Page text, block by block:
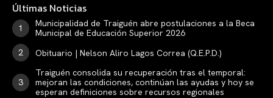
Últimas Noticias
Municipalidad de Traiguén abre postulaciones a la Beca
Municipal de Educación Superior 2026
Obituario | Nelson Aliro Lagos Correa (Q.E.P.D.)
Traiguén consolida su recuperación tras el temporal:
mejoran las condiciones, continúan las ayudas y hoy se
esperan definiciones sobre recursos regionales